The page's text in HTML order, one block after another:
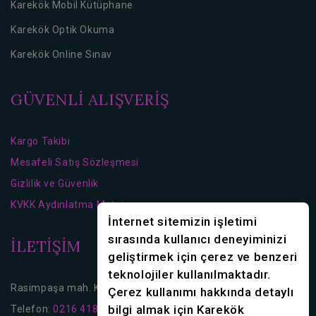
Karekök Mobil Kütüphane
Karekök Optik Okuma
Karekök Online Sınav
GÜVENLİ ALIŞVERİŞ
Kargo Takibi
Mesafeli Satış Sözleşmesi
Gizlilik ve Güvenlik
KVKK Aydınlatma Metni
İLETİŞİM
Rasimpaşa mah. Karakolhane Cd. No:16 Kadıköy/İstanbul
Telefon:0216 418 36 70 0216 418 36 80
İnternet sitemizin işletimi
sırasında kullanıcı deneyiminizi
geliştirmek için çerez ve benzeri
teknolojiler kullanılmaktadır.
Çerez kullanımı hakkında detaylı
bilgi almak için Karekök